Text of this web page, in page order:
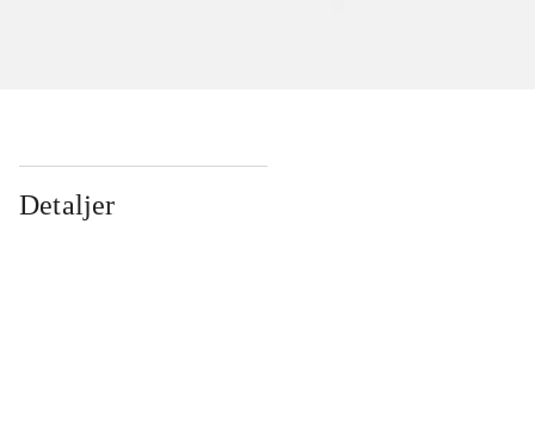
Detaljer